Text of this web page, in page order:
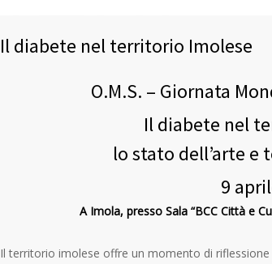
Il diabete nel territorio Imolese
O.M.S. – Giornata
Il diabete nel
lo stato dell’arte
9
A Imola, presso Sala “BCC Città e
Il territorio imolese offre un momento di riflessione